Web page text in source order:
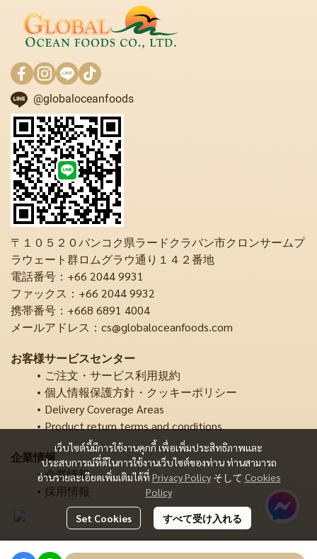
เว็บไซต์นี้มีการใช้งานคุกกี้ เพื่อเพิ่มประสิทธิภาพและ
ประสบการณ์ที่ดีในการใช้งานเว็บไซต์ของท่าน ท่านสามารถ
อ่านรายละเอียดเพิ่มเติมได้ที่ Privacy Policy そして Cookies
Policy
Set Cookies すべて受け入れる
@globaloceanfoods
〒１０５２０バンコク県ラードクラバン市クロンサームプ
ラウェート群ロムグラウ通り１４２番地
電話番号：+66 2044 9931
ファックス：+66 2044 9932
携帯番号：+668 6891 4004
メールアドレス：cs@globaloceanfoods.com
お客様サービスセンター
ご注文・サービス利用規約
個人情報保護方針・クッキーポリシー
Delivery Coverage Areas
Product return terms and conditions
企業情報
企業情報
採用情報